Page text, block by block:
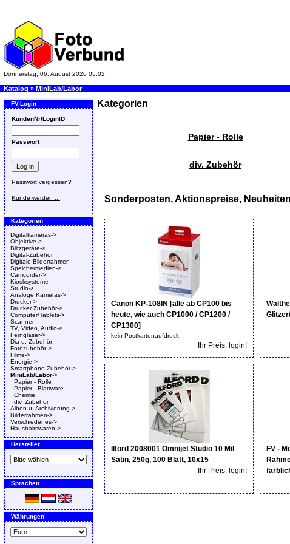
Donnerstag, 06. August 2026 05:02
Katalog » MiniLab/Labor
FV-Login
KundenNr/LoginID
Passwort
Passwort vergessen?
Kunde werden ...
Kategorien
Digitalkameras->
Objektive->
Blitzgeräte->
Digital-Zubehör
Digitale Bilderrahmen
Speichermedien->
Camcorder->
Kiosksysteme
Studio->
Analoge Kameras->
Drucker->
Drucker Zubehör->
Computer/Tablets->
Scanner
TV, Video, Audio->
Ferngläser->
Dia u. Zubehör
Fotozubehör->
Filme->
Energie->
Smartphone-Zubehör->
MiniLab/Labor->
Papier - Rolle
Papier - Blattware
Chemie
div. Zubehör
Alben u. Archivierung->
Bilderrahmen->
Verschiedenes->
Haushaltswaren->
Hersteller
Sprachen
Währungen
Kategorien
Papier - Rolle
div. Zubehör
Sonderposten, Aktionspreise, Neuheiten
Canon KP-108IN [alle ab CP100 bis
heute, wie auch CP1000 / CP1200 /
CP1300]
kein Postkartenaufdruck;
Ihr Preis: login!
Ilford 2008001 Omnijet Studio 10 Mil
Satin, 250g, 100 Blatt, 10x15
Ihr Preis: login!
FV -